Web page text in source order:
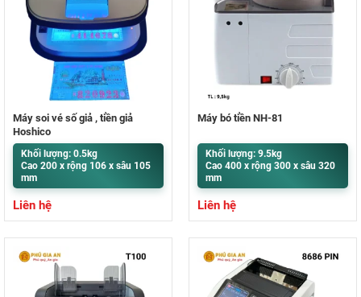
Máy soi vé số giả , tiền giả
Hoshico
Khối lượng: 0.5kg
Cao 200 x rộng 106 x sâu 105
mm
Liên hệ
Máy bó tiền NH-81
Khối lượng: 9.5kg
Cao 400 x rộng 300 x sâu 320
mm
Liên hệ